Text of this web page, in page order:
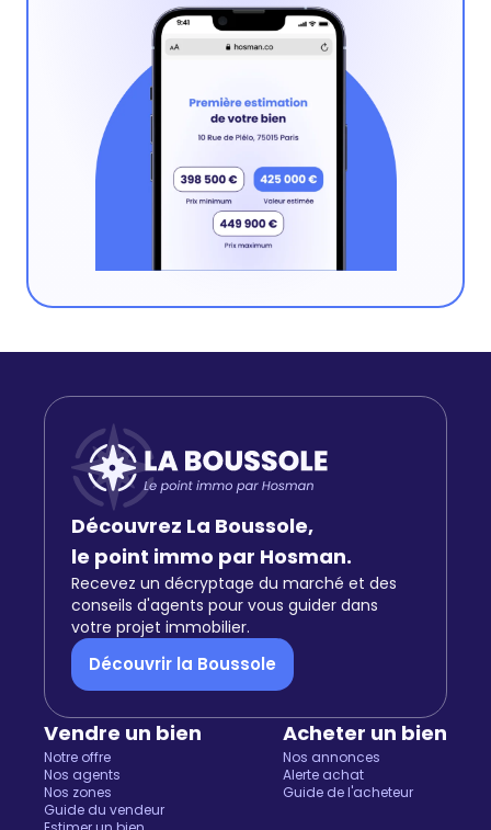
Découvrez La Boussole,
le point immo par Hosman.
Recevez un décryptage du marché et des
conseils d'agents pour vous guider dans
votre projet immobilier.
Découvrir la Boussole
Vendre un bien
Notre offre
Nos agents
Nos zones
Guide du vendeur
Acheter un bien
Nos annonces
Alerte achat
Guide de l'acheteur